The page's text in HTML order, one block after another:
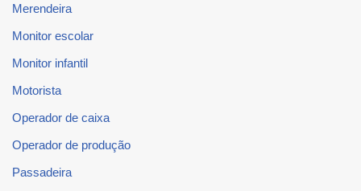
Merendeira
Monitor escolar
Monitor infantil
Motorista
Operador de caixa
Operador de produção
Passadeira